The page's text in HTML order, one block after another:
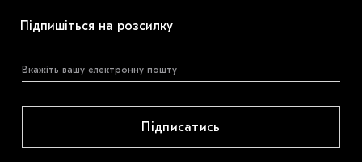
Підпишіться на розсилку
Підписатись